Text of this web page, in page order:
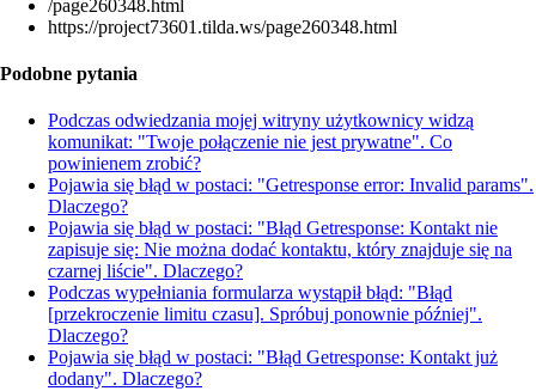
/page260348.html
https://project73601.tilda.ws/page260348.html
Podobne pytania
Podczas odwiedzania mojej witryny użytkownicy widzą
komunikat: "Twoje połączenie nie jest prywatne". Co
powinienem zrobić?
Pojawia się błąd w postaci: "Getresponse error: Invalid params".
Dlaczego?
Pojawia się błąd w postaci: "Błąd Getresponse: Kontakt nie
zapisuje się: Nie można dodać kontaktu, który znajduje się na
czarnej liście". Dlaczego?
Podczas wypełniania formularza wystąpił błąd: "Błąd
[przekroczenie limitu czasu]. Spróbuj ponownie później".
Dlaczego?
Pojawia się błąd w postaci: "Błąd Getresponse: Kontakt już
dodany". Dlaczego?